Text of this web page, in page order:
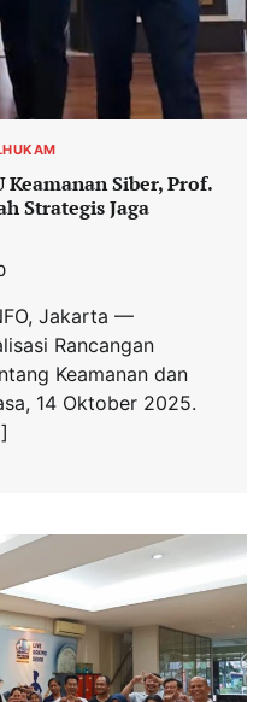
Siber, Prof.
Strategis Jaga
Jakarta —
Rancangan
Keamanan dan
14 Oktober 2025.